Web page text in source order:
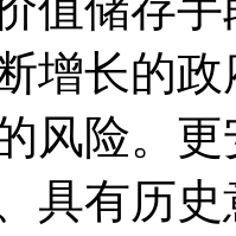
增长的
风险。
具有历